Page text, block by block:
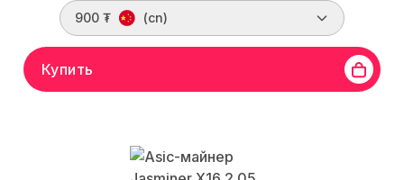
900 ₮ (cn)
Купить